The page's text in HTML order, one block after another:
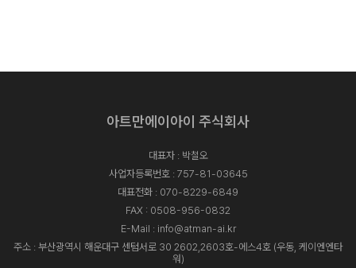
아트만에이아이 주식회사
대표자 : 박철오
사업자등록번호 : 757-81-03645
대표전화 : 070-8229-6849
FAX : 0508-956-0832
E-Mail : info@atman-ai.kr
주소 : 부산광역시 해운대구 센텀서로 30 2602,2603호-에스4호 (우동, 케이엔엔타
워)